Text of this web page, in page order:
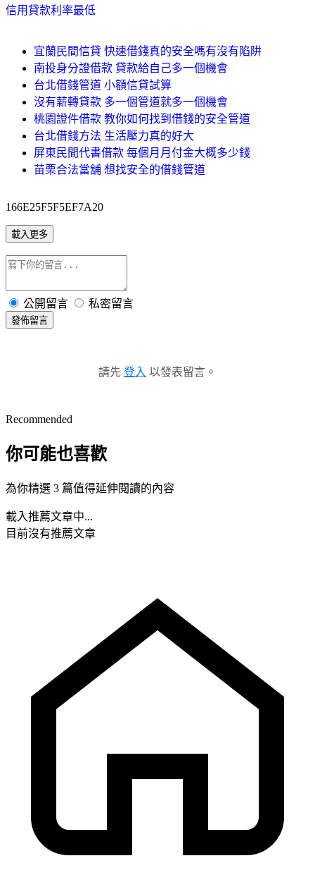
信用貸款利率最低
宜蘭民間信貸 快速借錢真的安全嗎有沒有陷阱
南投身分證借款 貸款給自己多一個機會
台北借錢管道 小額信貸試算
沒有薪轉貸款 多一個管道就多一個機會
桃園證件借款 教你如何找到借錢的安全管道
台北借錢方法 生活壓力真的好大
屏東民間代書借款 每個月月付金大概多少錢
苗栗合法當舖 想找安全的借錢管道
166E25F5F5EF7A20
載入更多
公開留言 私密留言
發佈留言
請先 登入 以發表留言。
Recommended
你可能也喜歡
為你精選 3 篇值得延伸閱讀的內容
載入推薦文章中...
目前沒有推薦文章